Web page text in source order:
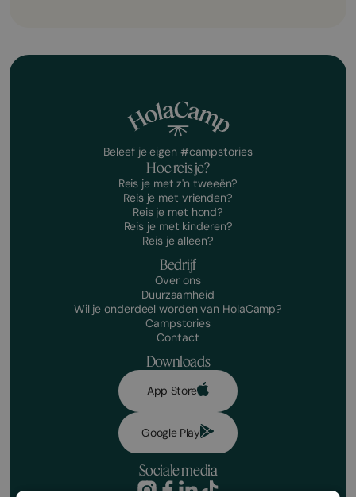
Beleef je eigen #campstories
Hoe reis je?
Reis je met z'n tweeën?
Reis je met vrienden?
Reis je met hond?
Reis je met kinderen?
Reis je alleen?
Bedrijf
Over ons
Duurzaamheid
Wil je onderdeel worden van HolaCamp?
Campstories
Contact
Downloads
App Store
Google Play
Sociale media